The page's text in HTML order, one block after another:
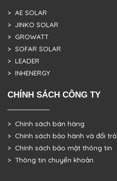
> AE SOLAR
> JINKO SOLAR
> GROWATT
> SOFAR SOLAR
> LEADER
> INHENERGY
CHÍNH SÁCH CÔNG TY
> Chính sách bán hàng
> Chính sách bảo hành và đổi trả
> Chính sách bảo mật thông tin
> Thông tin chuyển khoản